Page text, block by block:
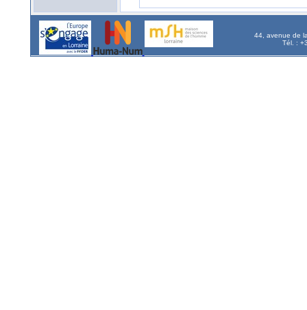
44, avenue de
Tél. :